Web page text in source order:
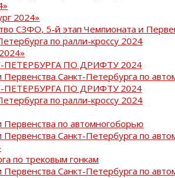
2024»
СЗФО, 5-й этап Чемпионата и
по ралли-кроссу 2024
ПЕТЕРБУРГА ПО ДРИФТУ 2024
Первенства Санкт-Петербурга по
ПЕТЕРБУРГА ПО ДРИФТУ 2024
по ралли-кроссу 2024
Первенства по автомногоборью
Санкт-Петербурга по
по трековым гонкам
Первенства Санкт-Петербурга по